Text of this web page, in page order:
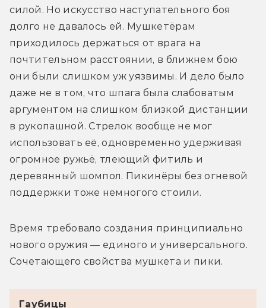
силой. Но искусство наступательного боя
долго не давалось ей. Мушкетёрам
приходилось держаться от врага на
почтительном расстоянии, в ближнем бою
они были слишком уж уязвимы. И дело было
даже не в том, что шпага была слабоватым
аргументом на слишком близкой дистанции
в рукопашной. Стрелок вообще не мог
использовать её, одновременно удерживая
огромное ружьё, тлеющий фитиль и
деревянный шомпол. Пикинёры без огневой
поддержки тоже немногого стоили.
Время требовало создания принципиально
нового оружия — единого и универсального.
Сочетающего свойства мушкета и пики.
Гаубицы